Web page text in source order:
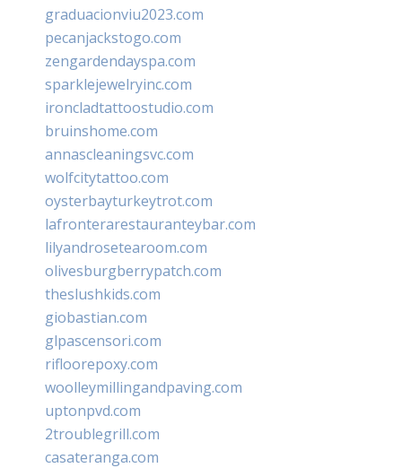
graduacionviu2023.com
pecanjackstogo.com
zengardendayspa.com
sparklejewelryinc.com
ironcladtattoostudio.com
bruinshome.com
annascleaningsvc.com
wolfcitytattoo.com
oysterbayturkeytrot.com
lafronterarestauranteybar.com
lilyandrosetearoom.com
olivesburgberrypatch.com
theslushkids.com
giobastian.com
glpascensori.com
rifloorepoxy.com
woolleymillingandpaving.com
uptonpvd.com
2troublegrill.com
casateranga.com